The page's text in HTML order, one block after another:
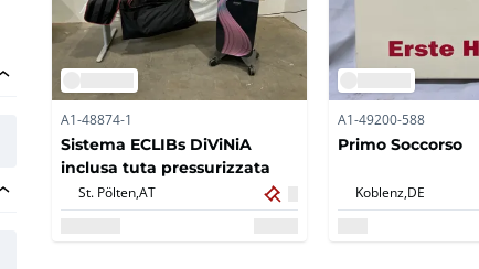
A1-48874-1
Sistema ECLIBs DiViNiA
inclusa tuta pressurizzata
St. Pölten,AT
A1-49200-588
Primo Soccorso
Koblenz, DE